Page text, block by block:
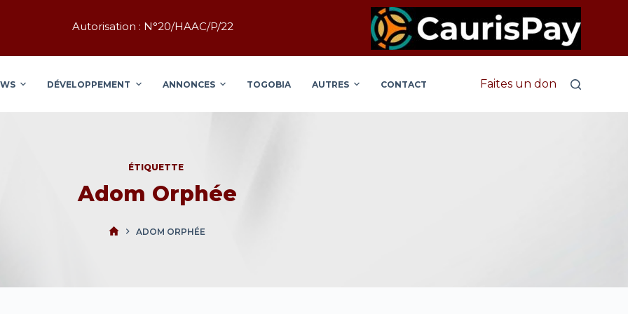
Autorisation : N°20/HAAC/P/22
DÉVELOPPEMENT ANNONCES TOGOBIA AUTRES CONTACT Faites un don
ÉTIQUETTE
Adom Orphée
ADOM ORPHÉE